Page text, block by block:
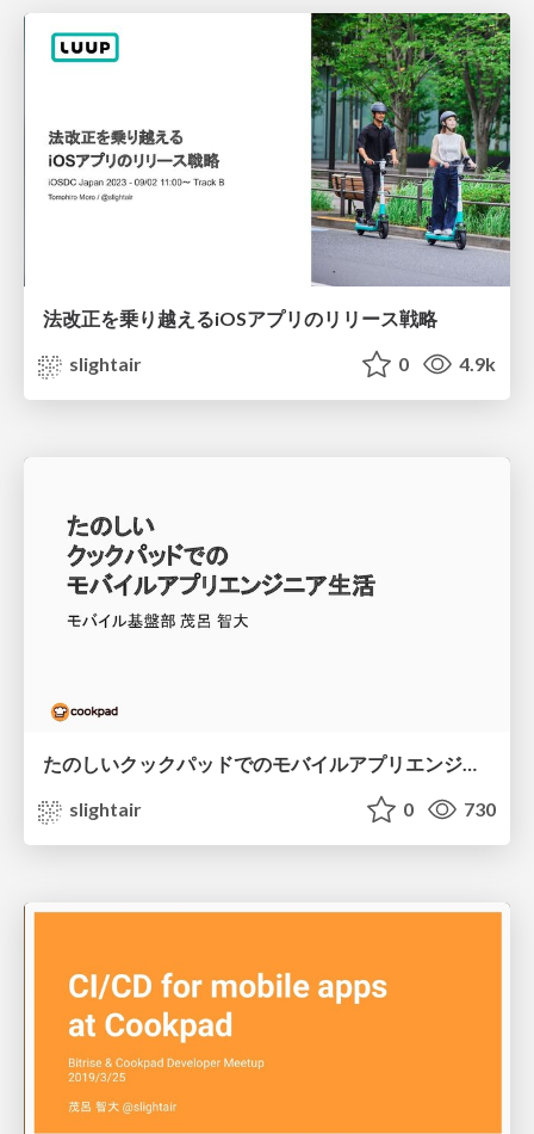
法改正を乗り越えるiOSアプリのリリース戦略
slightair
0 4.9k
slightair
0 730